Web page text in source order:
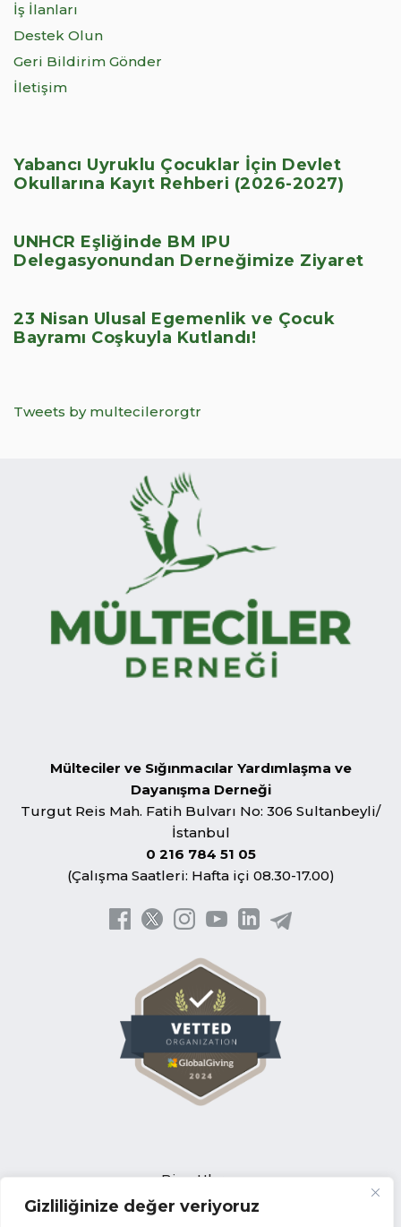
Gizliliğinize değer veriyoruz
İş İlanları
Destek Olun
Geri Bildirim Gönder
İletişim
Yabancı Uyruklu Çocuklar İçin Devlet
Okullarına Kayıt Rehberi (2026-2027)
UNHCR Eşliğinde BM IPU
Delegasyonundan Derneğimize Ziyaret
23 Nisan Ulusal Egemenlik ve Çocuk
Bayramı Coşkuyla Kutlandı!
Tweets by multecilerorgtr
Mülteciler ve Sığınmacılar Yardımlaşma ve
Dayanışma Derneği
Turgut Reis Mah. Fatih Bulvarı No: 306 Sultanbeyli/
İstanbul
0 216 784 51 05
(Çalışma Saatleri: Hafta içi 08.30-17.00)
Bize Ulaşın
Açık Pozisyonlar